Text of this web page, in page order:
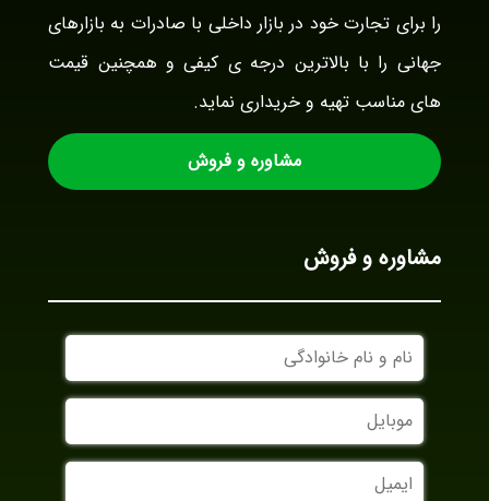
را برای تجارت خود در بازار داخلی با صادرات به بازارهای
جهانی را با بالاترین درجه ی کیفی و همچنین قیمت
های مناسب تهیه و خریداری نماید.
مشاوره و فروش
مشاوره و فروش
نام
و
نام
خانوادگی
موبایل
ایمیل